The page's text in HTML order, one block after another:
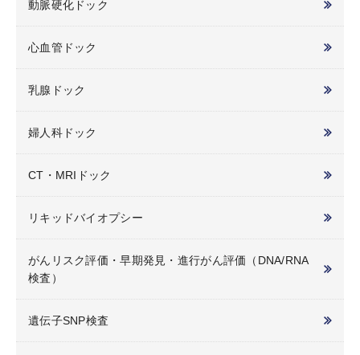
動脈硬化ドック
心血管ドック
乳腺ドック
婦人科ドック
CT・MRIドック
リキッドバイオプシー
がんリスク評価・早期発見・進行がん評価（DNA/RNA
検査）
遺伝子SNP検査